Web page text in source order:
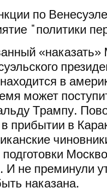
«наказать»
в
может
Трампу.
прибытии в
не преминули
наказана.